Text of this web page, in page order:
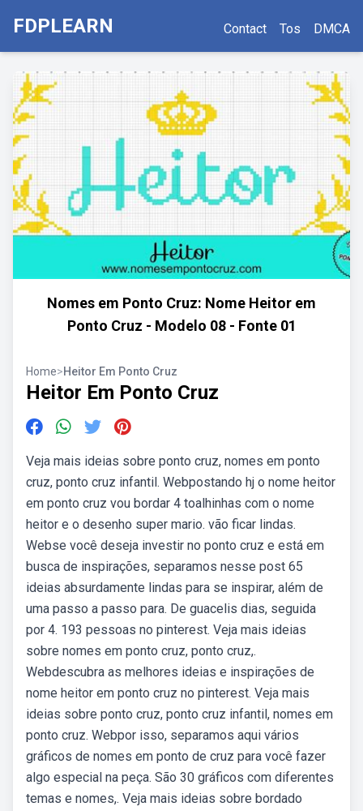
FDPLEARN Contact Tos DMCA
Nomes em Ponto Cruz: Nome Heitor em
Ponto Cruz - Modelo 08 - Fonte 01
Home>Heitor Em Ponto Cruz
Heitor Em Ponto Cruz
Veja mais ideias sobre ponto cruz, nomes em ponto
cruz, ponto cruz infantil. Webpostando hj o nome heitor
em ponto cruz vou bordar 4 toalhinhas com o nome
heitor e o desenho super mario. vão ficar lindas.
Webse você deseja investir no ponto cruz e está em
busca de inspirações, separamos nesse post 65
ideias absurdamente lindas para se inspirar, além de
uma passo a passo para. De guacelis dias, seguida
por 4. 193 pessoas no pinterest. Veja mais ideias
sobre nomes em ponto cruz, ponto cruz,.
Webdescubra as melhores ideias e inspirações de
nome heitor em ponto cruz no pinterest. Veja mais
ideias sobre ponto cruz, ponto cruz infantil, nomes em
ponto cruz. Webpor isso, separamos aqui vários
gráficos de nomes em ponto de cruz para você fazer
algo especial na peça. São 30 gráficos com diferentes
temas e nomes,. Veja mais ideias sobre bordado